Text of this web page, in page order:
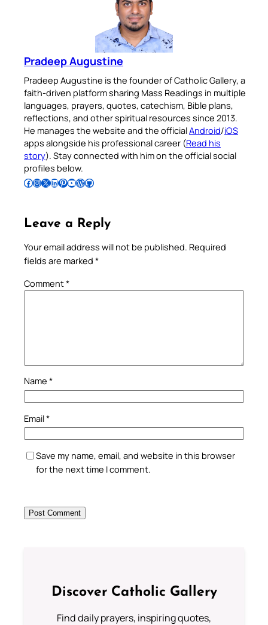
Pradeep Augustine
Pradeep Augustine is the founder of Catholic Gallery, a
faith-driven platform sharing Mass Readings in multiple
languages, prayers, quotes, catechism, Bible plans,
reflections, and other spiritual resources since 2013.
He manages the website and the officialAndroid/iOS
apps alongside his professional career (Read his
story). Stay connected with him on the official social
profiles below.
Follow Pradeep on Facebook Follow Pradeep on InstagramFollow Pradeep on X Follow Pradeep on LinkedIn Follow Pradeep on Pinterest Subscribe to Pradeep’s Youtube Channel Follow Pradeep on WordPress Follow Pradeep on GitHub
Leave a Reply
Your email address will not be published. Required
fields are marked *
Comment*
Name *
Email*
Save my name, email, and website in this browser
for the next time I comment.
Discover Catholic Gallery
Find daily prayers, inspiring quotes,